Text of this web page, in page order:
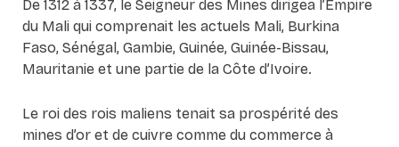
De 1312 à 1337, le Seigneur des Mines dirigea l’Empire
du Mali qui comprenait les actuels Mali, Burkina
Faso, Sénégal, Gambie, Guinée, Guinée-Bissau,
Mauritanie et une partie de la Côte d’Ivoire.
Le roi des rois maliens tenait sa prospérité des
mines d’or et de cuivre comme du commerce à